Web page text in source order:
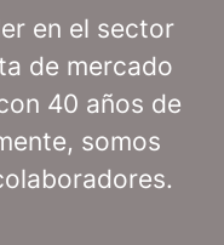
en el sector
de mercado
40 años de
somos